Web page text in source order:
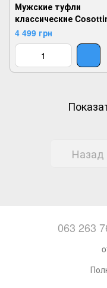
Мужские туфли
классические
1200211, Черный, 40,
2999860788556
4 499 грн
Назад
063 263